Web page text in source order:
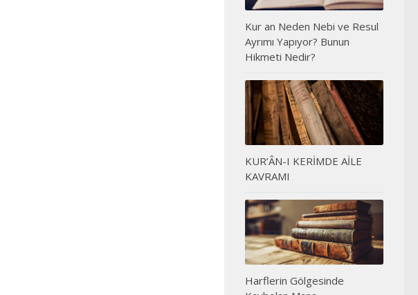
Kur an Neden Nebi ve Resul
Ayrımı Yapıyor? Bunun
Hikmeti Nedir?
KUR’ÂN-I KERİMDE AİLE
KAVRAMI
Harflerin Gölgesinde